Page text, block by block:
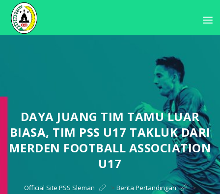
DAYA JUANG TIM TAMU LUAR
BIASA, TIM PSS U17 TAKLUK DARI
MERDEN FOOTBALL ASSOCIATION
U17
Official Site PSS Sleman > Berita Pertandingan
>